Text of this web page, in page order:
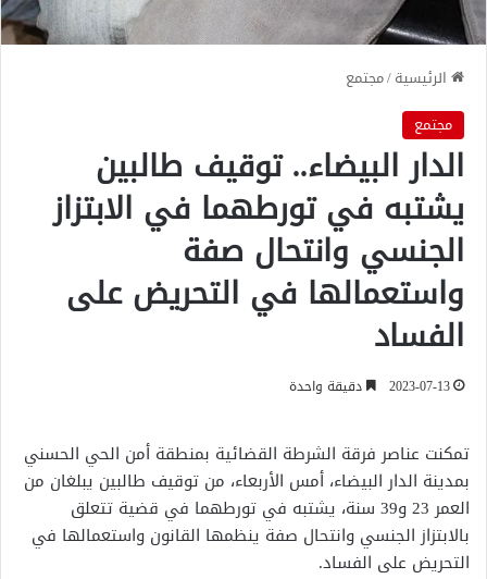
الرئيسية/مجتمع
مجتمع
الدار البيضاء.. توقيف طالبين
يشتبه في تورطهما في الابتزاز
الجنسي وانتحال صفة
واستعمالها في التحريض على
الفساد
2023-07-13 دقيقة واحدة
تمكنت عناصر فرقة الشرطة القضائية بمنطقة أمن الحي الحسني
بمدينة الدار البيضاء، أمس الأربعاء، من توقيف طالبين يبلغان من
العمر 23 و39 سنة، يشتبه في تورطهما في قضية تتعلق
بالابتزاز الجنسي وانتحال صفة ينظمها القانون واستعمالها في
التحريض على الفساد.